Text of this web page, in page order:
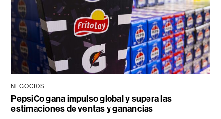
NEGOCIOS
PepsiCo gana impulso global y supera las
estimaciones de ventas y ganancias